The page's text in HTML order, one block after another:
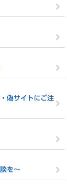
偽サイトにご注
を～